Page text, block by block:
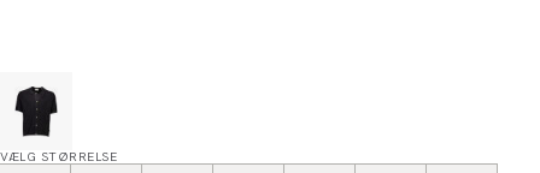
VÆLG STØRRELSE